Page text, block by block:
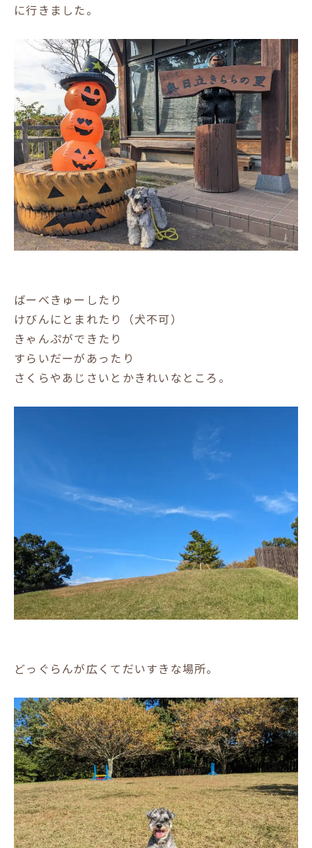
に行きました。
ばーべきゅーしたり
けびんにとまれたり（犬不可）
きゃんぷができたり
すらいだーがあったり
さくらやあじさいとかきれいなところ。
どっぐらんが広くてだいすきな場所。